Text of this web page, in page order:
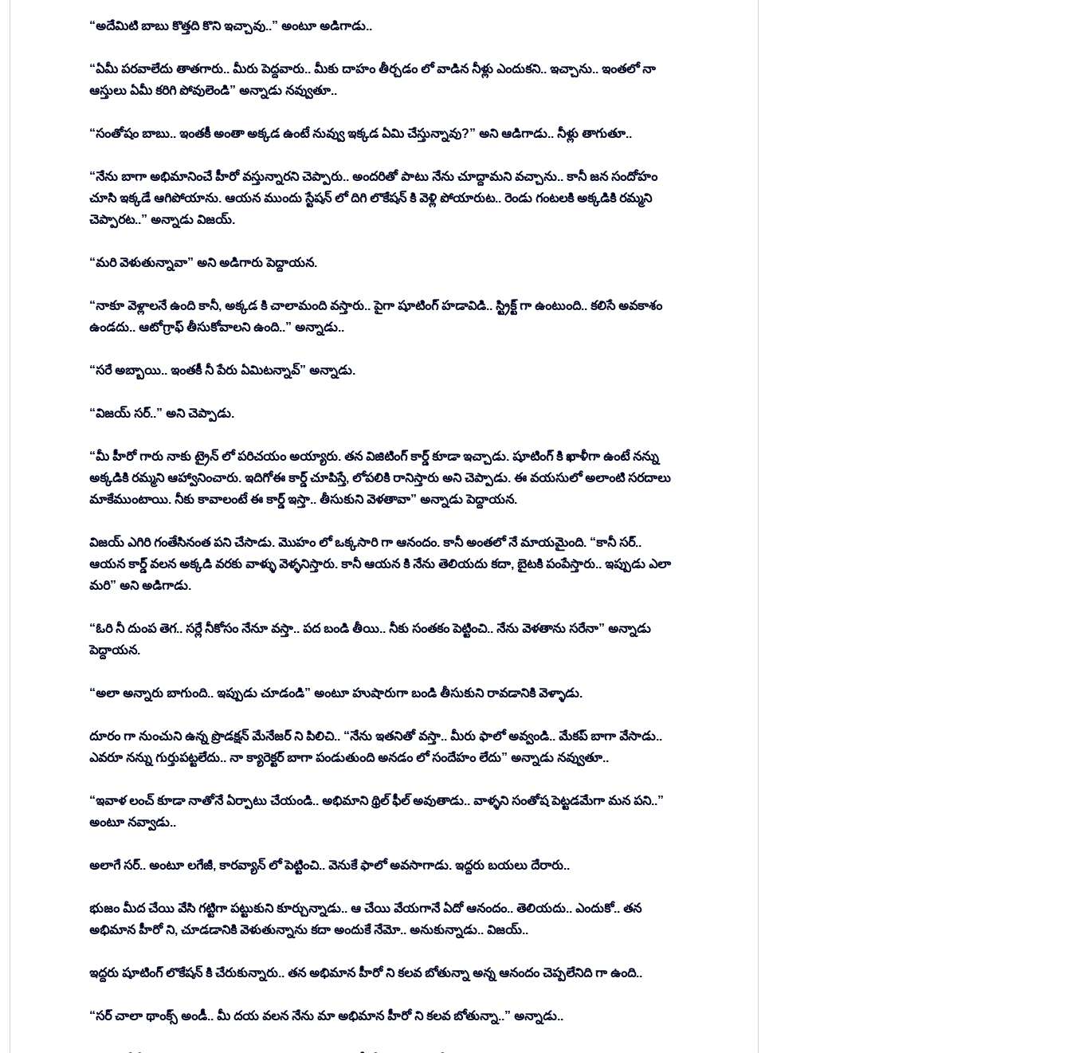
“అదేమిటి బాబు కొత్తది కొని ఇచ్చావు..” అంటూ అడిగాడు..
“ఏమీ పరవాలేదు తాతగారు.. మీరు పెద్దవారు.. మీకు దాహం తీర్చడం లో వాడిన నీళ్లు ఎందుకని.. ఇచ్చాను.. ఇంతలో నా
ఆస్తులు ఏమీ కరిగి పోవులెండి” అన్నాడు నవ్వుతూ..
“సంతోషం బాబు.. ఇంతకీ అంతా అక్కడ ఉంటే నువ్వు ఇక్కడ ఏమి చేస్తున్నావు?” అని ఆడిగాడు.. నీళ్లు తాగుతూ..
“నేను బాగా అభిమానించే హీరో వస్తున్నారని చెప్పారు.. అందరితో పాటు నేను చూద్దామని వచ్చాను.. కానీ జన సందోహం
చూసి ఇక్కడే ఆగిపోయాను. ఆయన ముందు స్టేషన్ లో దిగి లొకేషన్ కి వెళ్లి పోయారుట.. రెండు గంటలకి అక్కడికి రమ్మని
చెప్పారట..” అన్నాడు విజయ్.
“మరి వెళుతున్నావా” అని అడిగారు పెద్దాయన.
“నాకూ వెళ్లాలనే ఉంది కానీ, అక్కడ కి చాలామంది వస్తారు.. పైగా షూటింగ్ హడావిడి.. స్ట్రిక్ట్ గా ఉంటుంది.. కలిసే అవకాశం
ఉండదు.. ఆటోగ్రాఫ్ తీసుకోవాలని ఉంది..” అన్నాడు..
“సరే అబ్బాయి.. ఇంతకీ నీ పేరు ఏమిటన్నావ్” అన్నాడు.
“విజయ్ సర్..” అని చెప్పాడు.
“మీ హీరో గారు నాకు ట్రైన్ లో పరిచయం అయ్యారు. తన విజిటింగ్ కార్డ్ కూడా ఇచ్చాడు. షూటింగ్ కి ఖాళీగా ఉంటే నన్ను
అక్కడికి రమ్మని ఆహ్వానించారు. ఇదిగోఈ కార్డ్ చూపిస్తే, లోపలికి రానిస్తారు అని చెప్పాడు. ఈ వయసులో అలాంటి సరదాలు
మాకేముంటాయి. నీకు కావాలంటే ఈ కార్డ్ ఇస్తా.. తీసుకుని వెళతావా” అన్నాడు పెద్దాయన.
విజయ్ ఎగిరి గంతేసినంత పని చేసాడు. మొహం లో ఒక్కసారి గా ఆనందం. కానీ అంతలో నే మాయమైంది. “కానీ సర్..
ఆయన కార్డ్ వలన అక్కడి వరకు వాళ్ళు వెళ్ళనిస్తారు. కానీ ఆయన కి నేను తెలియదు కదా, బైటకి పంపేస్తారు.. ఇప్పుడు ఎలా
మరి” అని అడిగాడు.
“ఓరి నీ దుంప తెగ.. సర్లే నీకోసం నేనూ వస్తా.. పద బండి తీయి.. నీకు సంతకం పెట్టించి.. నేను వెళతాను సరేనా” అన్నాడు
పెద్దాయన.
“అలా అన్నారు బాగుంది.. ఇప్పుడు చూడండి” అంటూ హుషారుగా బండి తీసుకుని రావడానికి వెళ్ళాడు.
దూరం గా నుంచుని ఉన్న ప్రొడక్షన్ మేనేజర్ ని పిలిచి.. “నేను ఇతనితో వస్తా.. మీరు ఫాలో అవ్వండి.. మేకప్ బాగా వేసాడు..
ఎవరూ నన్ను గుర్తుపట్టలేదు.. నా క్యారెక్టర్ బాగా పండుతుంది అనడం లో సందేహం లేదు” అన్నాడు నవ్వుతూ..
“ఇవాళ లంచ్ కూడా నాతోనే ఏర్పాటు చేయండి.. అభిమాని థ్రిల్ ఫీల్ అవుతాడు.. వాళ్ళని సంతోష పెట్టడమేగా మన పని..”
అంటూ నవ్వాడు..
అలాగే సర్.. అంటూ లగేజీ, కారవ్యాన్ లో పెట్టించి.. వెనుకే ఫాలో అవసాగాడు. ఇద్దరు బయలు దేరారు..
భుజం మీద చేయి వేసి గట్టిగా పట్టుకుని కూర్చున్నాడు.. ఆ చేయి వేయగానే ఏదో ఆనందం.. తెలియదు.. ఎందుకో.. తన
అభిమాన హీరో ని, చూడడానికి వెళుతున్నాను కదా అందుకే నేమో.. అనుకున్నాడు.. విజయ్..
ఇద్దరు షూటింగ్ లొకేషన్ కి చేరుకున్నారు.. తన అభిమాన హీరో ని కలవ బోతున్నా అన్న ఆనందం చెప్పలేనిది గా ఉంది..
“సర్ చాలా థాంక్స్ అండీ.. మీ దయ వలన నేను మా అభిమాన హీరో ని కలవ బోతున్నా..” అన్నాడు..